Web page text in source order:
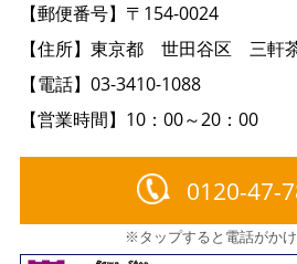
【郵便番号】〒154-0024
【住所】東京都 世田谷区 三軒
【電話】03-3410-1088
【営業時間】10：00～20：00
0120-47-
※タップすると電話がかけ